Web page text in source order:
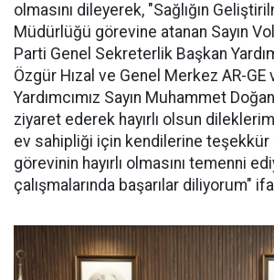
olmasını dileyerek, "Sağlığın
Müdürlüğü görevine atanan Sayın
Parti Genel Sekreterlik Başkan
Özgür Hızal ve Genel Merkez AR-GE
Yardımcımız Sayın Muhammet
ziyaret ederek hayırlı olsun
ev sahipliği için kendilerine teşekkür
görevinin hayırlı olmasını temenni
çalışmalarında başarılar diliyorum"